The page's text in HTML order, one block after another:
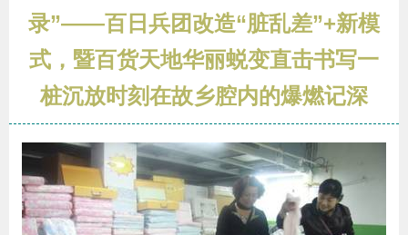
录”——百日兵团改造“脏乱差”+新模
式，暨百货天地华丽蜕变直击书写一
桩沉放时刻在故乡腔内的爆燃记深